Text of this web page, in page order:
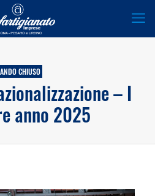
CHIUSO
– I
anno 2025